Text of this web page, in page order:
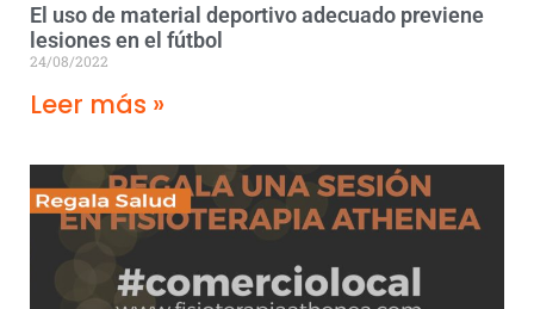
El uso de material deportivo adecuado previene
lesiones en el fútbol
24/08/2022
Leer más »